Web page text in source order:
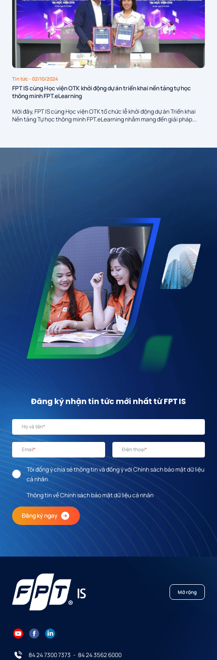
Tin tức- 02/10/2024
FPT IS cùng Học viện OTK khởi động dự án triển khai nền tảng tự học
thông minh FPT.eLearning
Mới đây, FPT IS cùng Học viện OTK tổ chức lễ khởi động dự án Triển khai
Nền tảng Tự học thông minh FPT.eLearning nhằm mang đến giải pháp...
Đăng ký nhận tin tức mới nhất từ FPT IS
Họ và tên*
Email* Điện thoại*
Tôi đồng ý chia sẻ thông tin và đồng ý với Chính sách bảo mật dữ liệu
cá nhân
Thông tin về Chính sách bảo mật dữ liệu cá nhân
Đăng ký ngay
Mở rộng
84 24 7300 7373 - 84 24 3562 6000